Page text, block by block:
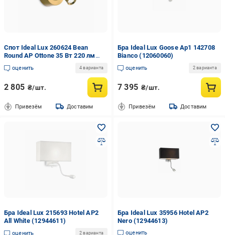
Спот Ideal Lux 260624 Bean
Round AP Ottone 35 Вт 220 лм
3000K (11266828)
оценить 4 варианта
2 805 ₴/шт.
Привезём Доставим
Бра Ideal Lux Goose Ap1 142708
Bianco (12060060)
оценить 2 варианта
7 395 ₴/шт.
Привезём Доставим
Бра Ideal Lux 215693 Hotel AP2
All White (12944611)
оценить 2 варианта
Бра Ideal Lux 35956 Hotel AP2
Nero (12944613)
оценить